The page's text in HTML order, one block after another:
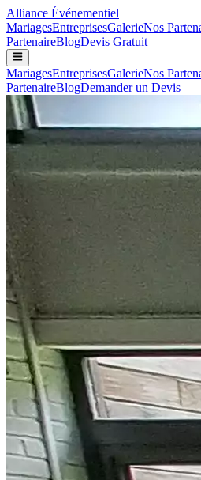
Alliance Événementiel
MariagesEntreprisesGalerieNos
PartenaireBlogDevis Gratuit
MariagesEntreprisesGalerieNos
PartenaireBlogDemander un Devis